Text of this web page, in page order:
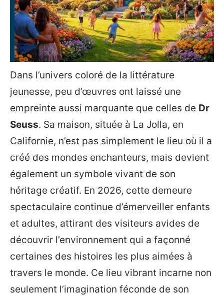
Dans l’univers coloré de la littérature
jeunesse, peu d’œuvres ont laissé une
empreinte aussi marquante que celles de Dr
Seuss. Sa maison, située à La Jolla, en
Californie, n’est pas simplement le lieu où il a
créé des mondes enchanteurs, mais devient
également un symbole vivant de son
héritage créatif. En 2026, cette demeure
spectaculaire continue d’émerveiller enfants
et adultes, attirant des visiteurs avides de
découvrir l’environnement qui a façonné
certaines des histoires les plus aimées à
travers le monde. Ce lieu vibrant incarne non
seulement l’imagination féconde de son